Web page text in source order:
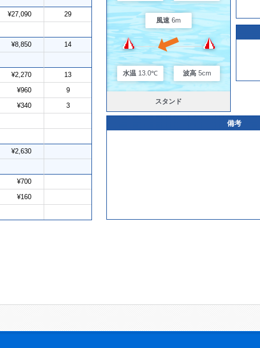
¥27,090 29
¥8,850 14
¥2,270 13
¥960 9
¥340 3
¥2,630
¥700
¥160
風速 6m
水温 13.0℃ 波高 5cm
スタンド
備考